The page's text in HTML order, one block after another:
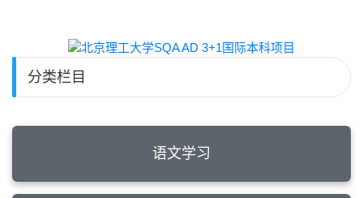
分类栏目
语文学习